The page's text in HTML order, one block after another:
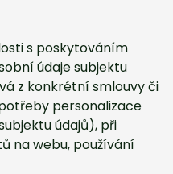
s poskytováním
údaje subjektu
z konkrétní smlouvy či
personalizace
údajů), při
na webu, používání